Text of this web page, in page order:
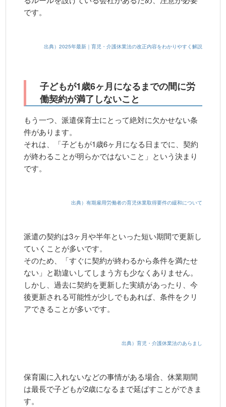
です。
出典）2025年最新｜育児・介護休業法の改正内容をわかりやすく解説
子どもが1歳6ヶ月になるまでの間に労
働契約が満了しないこと
もう一つ、派遣保育士にとって絶対に欠かせない条
件があります。
それは、「子どもが1歳6ヶ月になる日までに、契約
が終わることが明らかではないこと」という決まり
です。
出典）有期雇用労働者の育児休業取得要件の緩和について
派遣の契約は3ヶ月や半年といった短い期間で更新し
ていくことが多いです。
そのため、「すぐに契約が終わるから条件を満たせ
ない」と勘違いしてしまう方も少なくありません。
しかし、過去に契約を更新した実績があったり、今
後更新される可能性が少しでもあれば、条件をクリ
アできることが多いです。
出典）育児・介護休業法のあらまし
保育園に入れないなどの事情がある場合、休業期間
は最長で子どもが2歳になるまで延ばすことができま
す。